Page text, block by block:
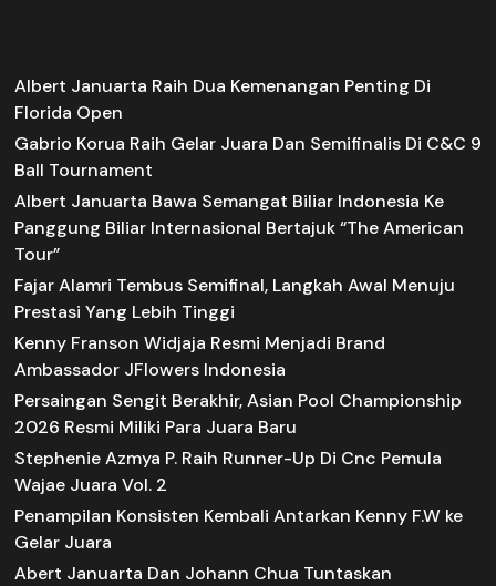
Albert Januarta Raih Dua Kemenangan Penting Di
Florida Open
Gabrio Korua Raih Gelar Juara Dan Semifinalis Di C&C 9
Ball Tournament
Albert Januarta Bawa Semangat Biliar Indonesia Ke
Panggung Biliar Internasional Bertajuk “The American
Tour”
Fajar Alamri Tembus Semifinal, Langkah Awal Menuju
Prestasi Yang Lebih Tinggi
Kenny Franson Widjaja Resmi Menjadi Brand
Ambassador JFlowers Indonesia
Persaingan Sengit Berakhir, Asian Pool Championship
2026 Resmi Miliki Para Juara Baru
Stephenie Azmya P. Raih Runner-Up Di Cnc Pemula
Wajae Juara Vol. 2
Penampilan Konsisten Kembali Antarkan Kenny F.W ke
Gelar Juara
Abert Januarta Dan Johann Chua Tuntaskan